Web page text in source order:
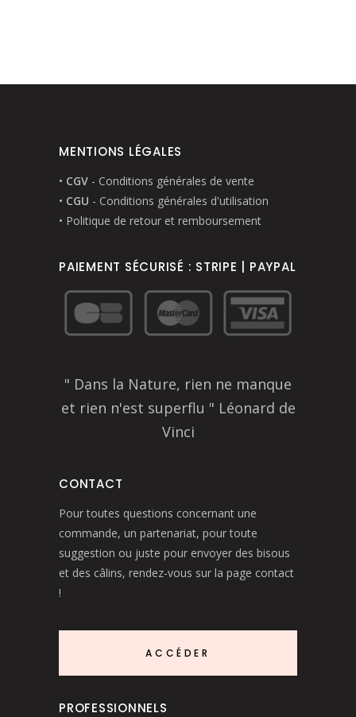
MENTIONS LÉGALES
• CGV - Conditions générales de vente
• CGU - Conditions générales d'utilisation
• Politique de retour et remboursement
PAIEMENT SÉCURISÉ : STRIPE | PAYPAL
" Dans la Nature, rien ne manque
et rien n'est superflu " Léonard de
Vinci
CONTACT
Pour toutes questions concernant une
commande, un partenariat, pour toute
suggestion ou juste pour envoyer des bisous
et des câlins, rendez-vous sur la page contact
!
ACCÉDER
PROFESSIONNELS